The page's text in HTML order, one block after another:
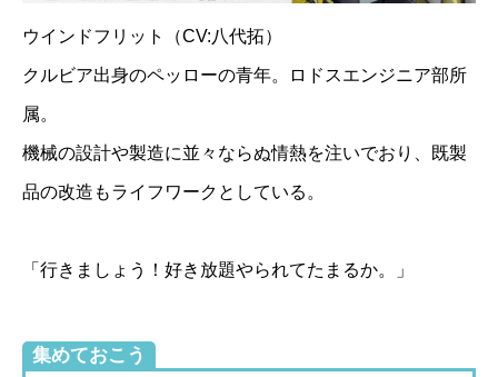
ウインドフリット（CV:八代拓）
クルビア出身のペッローの青年。ロドスエンジニア部所
属。
機械の設計や製造に並々ならぬ情熱を注いでおり、既製
品の改造もライフワークとしている。
「行きましょう！好き放題やられてたまるか。」
集めておこう